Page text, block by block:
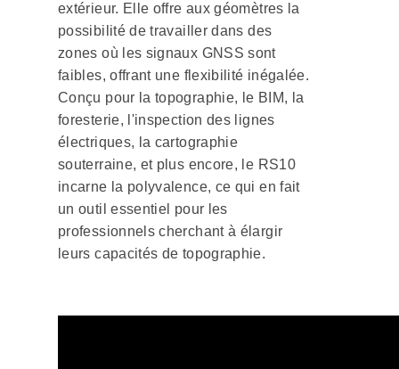
extérieur. Elle offre aux géomètres la
possibilité de travailler dans des
zones où les signaux GNSS sont
faibles, offrant une flexibilité inégalée.
Conçu pour la topographie, le BIM, la
foresterie, l'inspection des lignes
électriques, la cartographie
souterraine, et plus encore, le RS10
incarne la polyvalence, ce qui en fait
un outil essentiel pour les
professionnels cherchant à élargir
leurs capacités de topographie.